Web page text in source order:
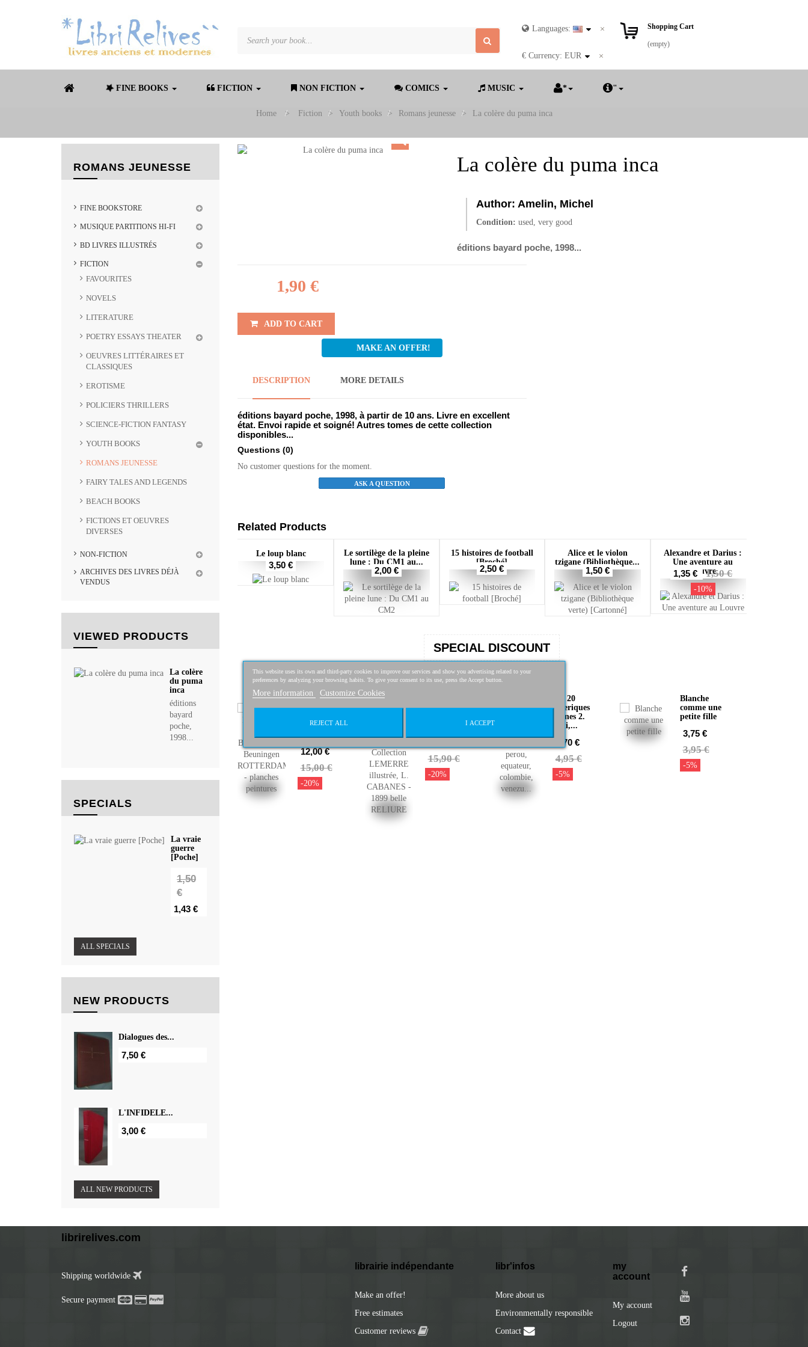
Languages:
€ Currency: EUR
Shopping Cart
(empty)
FINE BOOKS FICTION NON FICTION COMICS MUSIC * "
Home > Fiction > Youth books > Romans jeunesse > La colère du puma inca
ROMANS JEUNESSE
FINE BOOKSTORE
MUSIQUE PARTITIONS HI-FI
BD LIVRES ILLUSTRÉS
FICTION
FAVOURITES
NOVELS
LITERATURE
POETRY ESSAYS THEATER
OEUVRES LITTÉRAIRES ET
CLASSIQUES
EROTISME
POLICIERS THRILLERS
SCIENCE-FICTION FANTASY
YOUTH BOOKS
ROMANS JEUNESSE
FAIRY TALES AND LEGENDS
BEACH BOOKS
FICTIONS ET OEUVRES
DIVERSES
NON-FICTION
ARCHIVES DES LIVRES DÉJÀ
VENDUS
VIEWED PRODUCTS
La colère
du puma
inca
éditions
bayard
poche,
1998...
SPECIALS
La vraie
guerre
[Poche]
1,50
€
1,43 €
ALL SPECIALS
NEW PRODUCTS
Dialogues des...
7,50 €
L'INFIDELE...
3,00 €
ALL NEW PRODUCTS
La colère du puma inca
Author: Amelin, Michel
Condition: used, very good
éditions bayard poche, 1998...
1,90 €
ADD TO CART
MAKE AN OFFER!
DESCRIPTION MORE DETAILS
éditions bayard poche, 1998, à partir de 10 ans. Livre en excellent
état. Envoi rapide et soigné! Autres tomes de cette collection
disponibles...
Questions (0)
No customer questions for the moment.
ASK A QUESTION
Related Products
Le loup blanc
3,50 €
Le sortilège de la pleine
lune : Du CM1 au...
2,00 €
15 histoires de football
[Broché]
2,50 €
Alice et le violon
tzigane (Bibliothèque...
1,50 €
Alexandre et Darius :
Une aventure au
Louvre
1,35 € 1,50 €
-10%
SPECIAL DISCOUNT
Agenda -
Diary 1964
Boymans-
van...
12,00 €
15,00 €
-20%
Trois petites
Collection...
15,90 €
-20%
Les 20
ameriques
latines 2.
chili,...
4,70 €
4,95 €
-5%
Blanche
comme une
petite fille
3,75 €
3,95 €
-5%
librirelives.com
Shipping worldwide
Secure payment
librairie indépendante
Make an offer!
Free estimates
Customer reviews
libr'infos
More about us
Environmentally responsible
Contact
my
account
My account
Logout
This website uses its own and third-party cookies to improve our services and show you advertising related to your
preferences by analyzing your browsing habits. To give your consent to its use, press the Accept button.
More information Customize Cookies
REJECT ALL I ACCEPT